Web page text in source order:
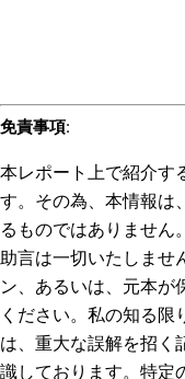
免責事項:
本レポート上で紹介す
す。その為、本情報は
るものではありません
助言は一切いたしませ
ン、あるいは、元本が
ください。私の知る限
は、重大な誤解を招く
識しております。特定